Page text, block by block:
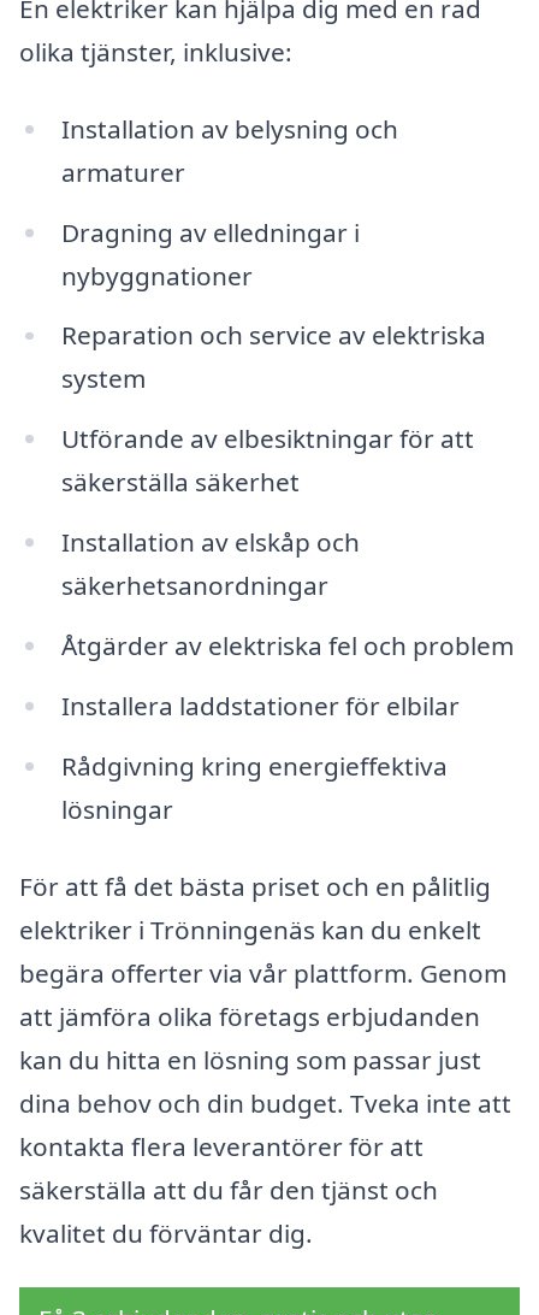
En elektriker kan hjälpa dig med en rad
olika tjänster, inklusive:
Installation av belysning och
armaturer
Dragning av elledningar i
nybyggnationer
Reparation och service av elektriska
system
Utförande av elbesiktningar för att
säkerställa säkerhet
Installation av elskåp och
säkerhetsanordningar
Åtgärder av elektriska fel och problem
Installera laddstationer för elbilar
Rådgivning kring energieffektiva
lösningar
För att få det bästa priset och en pålitlig
elektriker i Trönningenäs kan du enkelt
begära offerter via vår plattform. Genom
att jämföra olika företags erbjudanden
kan du hitta en lösning som passar just
dina behov och din budget. Tveka inte att
kontakta flera leverantörer för att
säkerställa att du får den tjänst och
kvalitet du förväntar dig.